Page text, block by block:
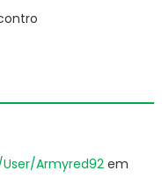
Armyred92em